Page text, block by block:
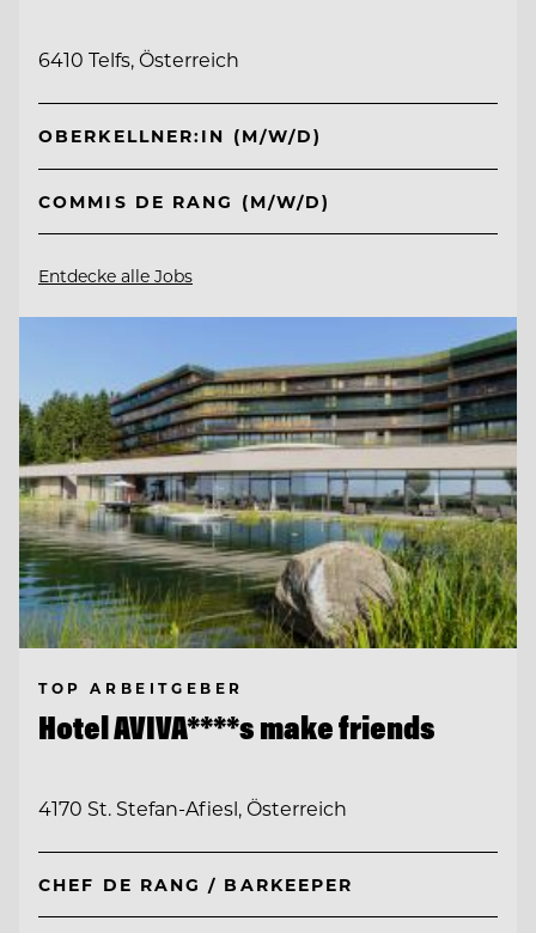
6410 Telfs, Österreich
OBERKELLNER:IN (M/W/D)
COMMIS DE RANG (M/W/D)
Entdecke alle Jobs
TOP ARBEITGEBER
Hotel AVIVA****s make friends
4170 St. Stefan-Afiesl, Österreich
CHEF DE RANG / BARKEEPER